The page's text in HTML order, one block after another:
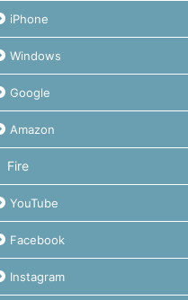
iPhone
Windows
Google
Amazon
Fire
YouTube
Facebook
Instagram